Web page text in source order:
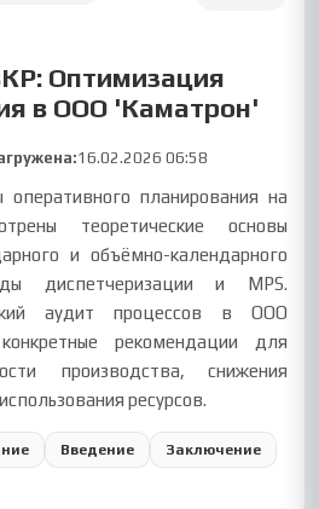
Оптимизация
в ООО 'Каматрон'
16.02.2026 06:58
планирования на
теоретические основы
и объёмно-календарного
диспетчеризации и MPS.
аудит процессов в ООО
рекомендации для
производства, снижения
ресурсов.
Введение Заключение